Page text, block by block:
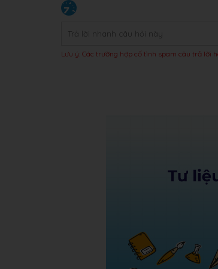
Lưu ý: Các trường hợp cố tình spam câu trả lời